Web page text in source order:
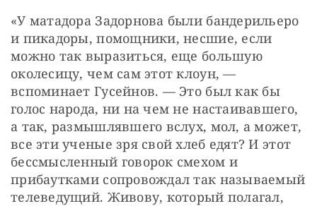
«У матадора Задорнова были бандерильеро
и пикадоры, помощники, несшие, если
можно так выразиться, еще большую
околесицу, чем сам этот клоун, —
вспоминает Гусейнов. — Это был как бы
голос народа, ни на чем не настаивавшего,
а так, размышлявшего вслух, мол, а может,
все эти ученые зря свой хлеб едят? И этот
бессмысленный говорок смехом и
прибаутками сопровождал так называемый
телеведущий. Живову, который полагал,